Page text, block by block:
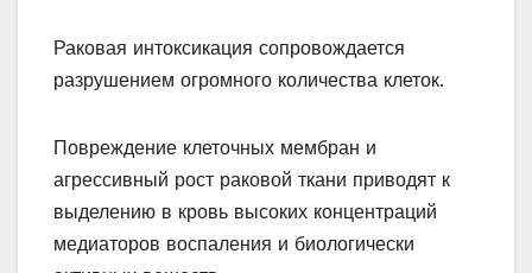
Раковая интоксикация сопровождается
разрушением огромного количества клеток.
Повреждение клеточных мембран и
агрессивный рост раковой ткани приводят к
выделению в кровь высоких концентраций
медиаторов воспаления и биологически